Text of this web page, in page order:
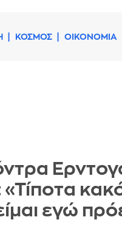
ΚΟΣΜΟΣ ΟΙΚΟΝΟΜΙΑ
«Τίποτα
εγώ